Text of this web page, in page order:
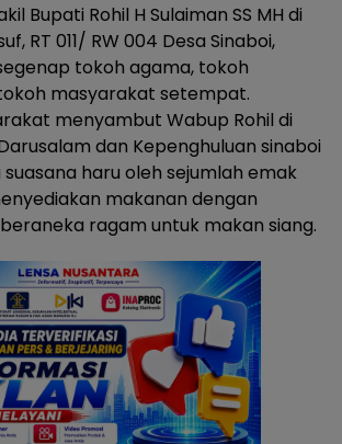
Bupati Rohil H Sulaiman SS MH di
RT 011/ RW 004 Desa Sinaboi,
tokoh agama, tokoh
masyarakat setempat.
menyambut Wabup Rohil di
dan Kepenghuluan sinaboi
haru oleh sejumlah emak
makanan dengan
ragam untuk makan siang.